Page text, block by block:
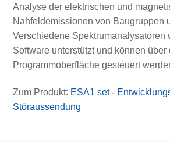
Analyse der elektrischen und
Nahfeldemissionen von Baugruppen
Verschiedene Spektrumanalysatoren
Software unterstützt und können über
Programmoberfläche gesteuert
Zum Produkt: ESA1 set -
Störaussendung